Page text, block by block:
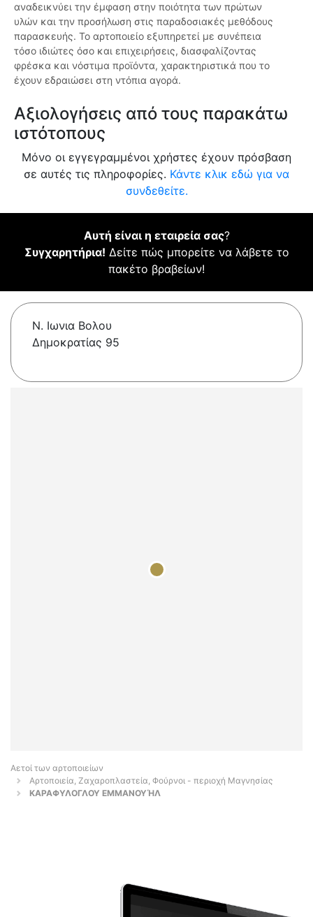
αναδεικνύει την έμφαση στην ποιότητα των πρώτων
υλών και την προσήλωση στις παραδοσιακές μεθόδους
παρασκευής. Το αρτοποιείο εξυπηρετεί με συνέπεια
τόσο ιδιώτες όσο και επιχειρήσεις, διασφαλίζοντας
φρέσκα και νόστιμα προϊόντα, χαρακτηριστικά που το
έχουν εδραιώσει στη ντόπια αγορά.
Αξιολογήσεις από τους παρακάτω
ιστότοπους
Μόνο οι εγγεγραμμένοι χρήστες έχουν πρόσβαση
σε αυτές τις πληροφορίες. Κάντε κλικ εδώ για να
συνδεθείτε.
Αυτή είναι η εταιρεία σας?
Συγχαρητήρια! Δείτε πώς μπορείτε να λάβετε το
πακέτο βραβείων!
Ν. Ιωνια Βολου
Δημοκρατίας 95
Αετοί των αρτοποιείων
Αρτοποιεία, Ζαχαροπλαστεία, Φούρνοι - περιοχή Μαγνησίας
ΚΑΡΑΦΥΛΟΓΛΟΥ ΕΜΜΑΝΟΥΉΛ